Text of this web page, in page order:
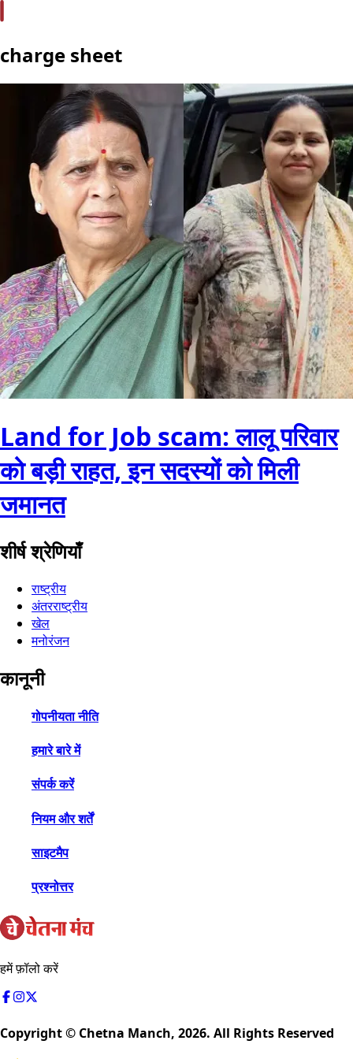
charge sheet
Land for Job scam: लालू परिवार
को बड़ी राहत, इन सदस्यों को मिली
जमानत
शीर्ष श्रेणियाँ
राष्ट्रीय
अंतरराष्ट्रीय
खेल
मनोरंजन
कानूनी
गोपनीयता नीति
हमारे बारे में
संपर्क करें
नियम और शर्तें
साइटमैप
प्रश्नोत्तर
हमें फ़ॉलो करें
Copyright © Chetna Manch, 2026. All Rights Reserved